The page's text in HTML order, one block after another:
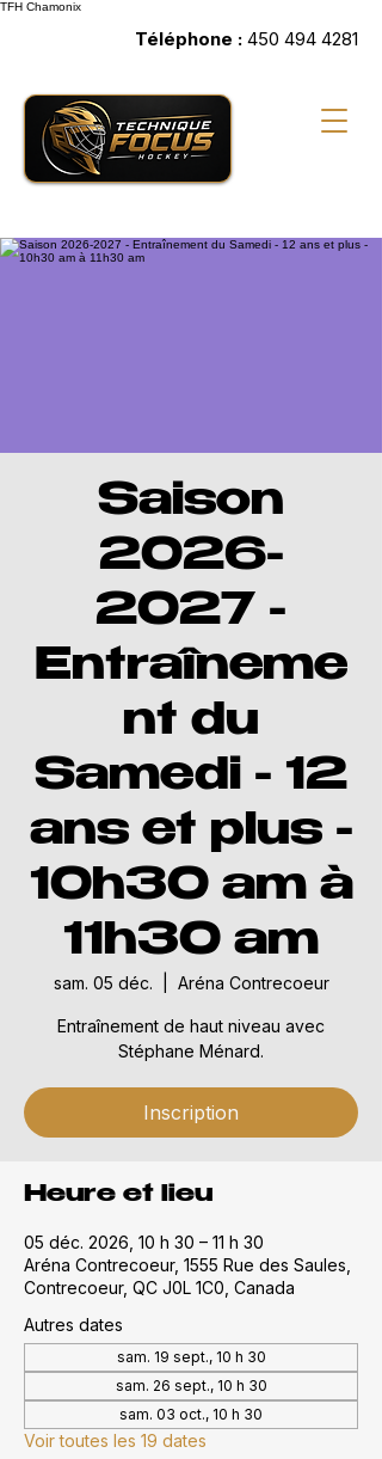
TFH Chamonix
Téléphone : 450 494 4281
Saison
2026-
2027 -
Entraîneme
nt du
Samedi - 12
ans et plus -
10h30 am à
11h30 am
sam. 05 déc. Aréna Contrecoeur
Entraînement de haut niveau avec
Stéphane Ménard.
Inscription
Heure et lieu
05 déc. 2026, 10 h 30 – 11 h 30
Aréna Contrecoeur, 1555 Rue des Saules,
Contrecoeur, QC J0L 1C0, Canada
Autres dates
sam. 19 sept., 10 h 30
sam. 26 sept., 10 h 30
sam. 03 oct., 10 h 30
Voir toutes les 19 dates